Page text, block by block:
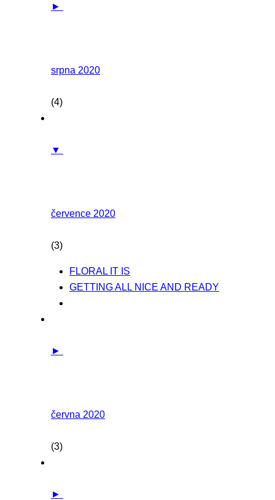
►
srpna 2020
(4)
▼
července 2020
(3)
FLORAL IT IS
GETTING ALL NICE AND READY
►
června 2020
(3)
►